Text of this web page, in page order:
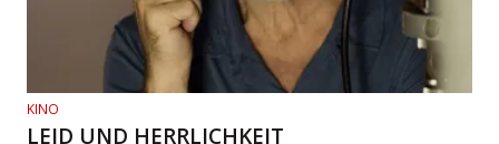
KINO
LEID UND HERRLICHKEIT